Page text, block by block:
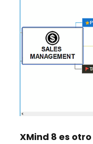
XMind 8 es